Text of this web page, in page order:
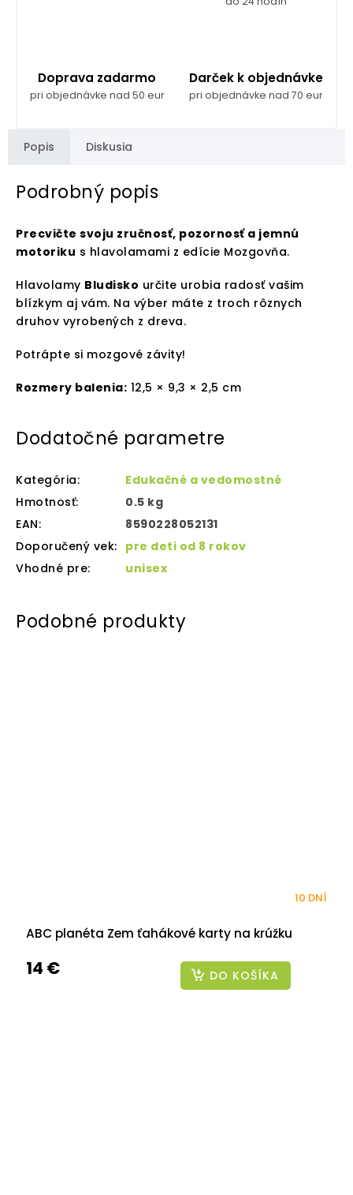
Doprava zadarmo
pri objednávke nad 50 eur
Darček k objednávke
pri objednávke nad 70 eur
Popis Diskusia
Podrobný popis
Precvičte svoju zručnosť, pozornosť a jemnú
motoriku s hlavolamami z edície Mozgovňa.
Hlavolamy Bludisko určite urobia radosť vašim
blízkym aj vám. Na výber máte z troch rôznych
druhov vyrobených z dreva.
Potrápte si mozgové závity!
Rozmery balenia: 12,5 × 9,3 × 2,5 cm
Dodatočné parametre
Kategória:
Edukačné a vedomostné
Hmotnosť:
0.5 kg
EAN:
8590228052131
Doporučený vek: pre deti od 8 rokov
Vhodné pre: unisex
ABC planéta Zem ťahákové karty na krúžku
10 DNÍ
14 € DO KOŠÍKA